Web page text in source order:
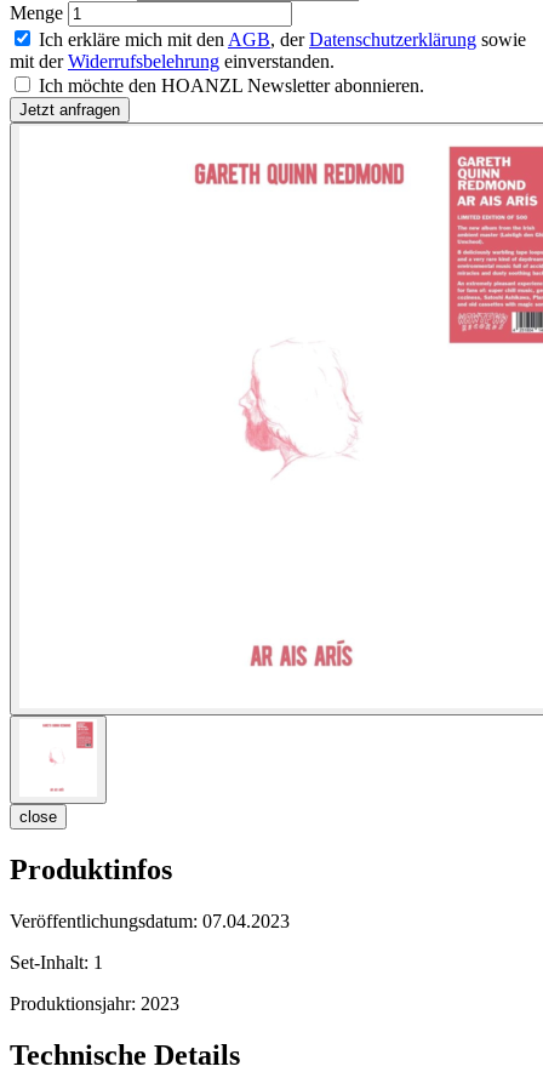
Menge
Ich erkläre mich mit den AGB, derDatenschutzerklärung sowie
mit derWiderrufsbelehrung einverstanden.
Ich möchte den HOANZL Newsletter abonnieren.
close
Produktinfos
Veröffentlichungsdatum: 07.04.2023
Set-Inhalt: 1
Produktionsjahr: 2023
Technische Details